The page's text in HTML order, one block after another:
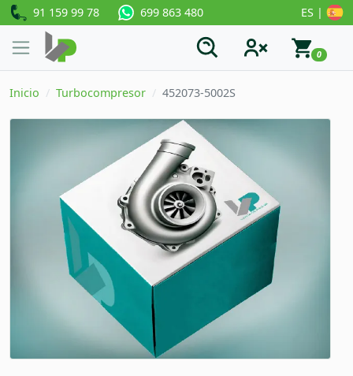
91 159 99 78 699 863 480 ES |
0
Inicio Turbocompresor 452073-5002S